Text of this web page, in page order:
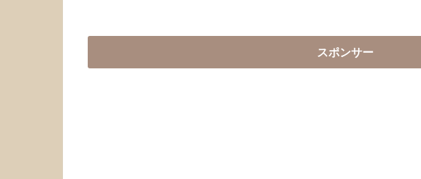
スポンサー